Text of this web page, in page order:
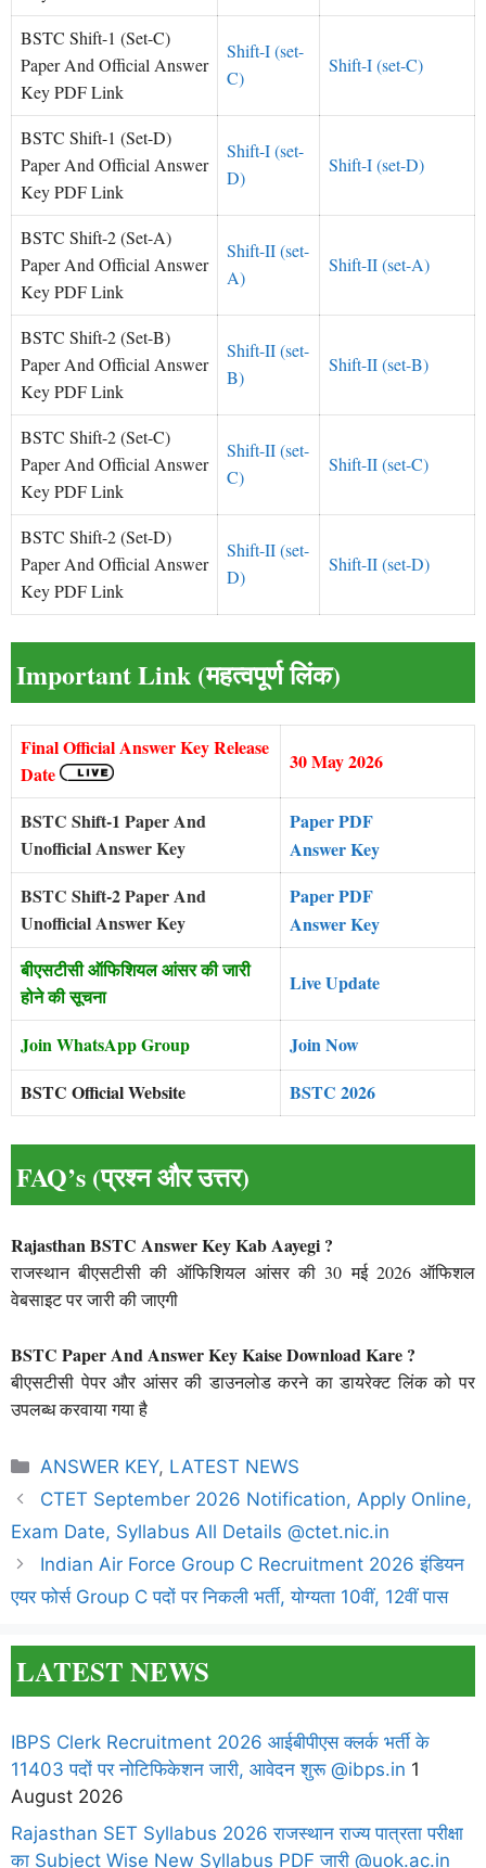
BSTC Shift-1 (Set-C)
Paper And Official Answer
Key PDF Link
Shift-I (set-
C)
Shift-I (set-C)
BSTC Shift-1 (Set-D)
Paper And Official Answer
Key PDF Link
Shift-I (set-
D)
Shift-I (set-D)
BSTC Shift-2 (Set-A)
Paper And Official Answer
Key PDF Link
Shift-II (set-
A)
Shift-II (set-A)
BSTC Shift-2 (Set-B)
Paper And Official Answer
Key PDF Link
Shift-II (set-
B)
Shift-II (set-B)
BSTC Shift-2 (Set-C)
Paper And Official Answer
Key PDF Link
Shift-II (set-
C)
Shift-II (set-C)
BSTC Shift-2 (Set-D)
Paper And Official Answer
Key PDF Link
Shift-II (set-
D)
Shift-II (set-D)
Important Link (महत्वपूर्ण लिंक)
Final Official Answer Key Release
Date
30 May 2026
BSTC Shift-1 Paper And
Unofficial Answer Key
Paper PDF
Answer Key
BSTC Shift-2 Paper And
Unofficial Answer Key
Paper PDF
Answer Key
बीएसटीसी ऑफिशियल आंसर की जारी
होने की सूचना
Live Update
Join WhatsApp Group
Join Now
BSTC Official Website
BSTC 2026
FAQ’s (प्रश्न और उत्तर)
Rajasthan BSTC Answer Key Kab Aayegi ?
राजस्थान बीएसटीसी की ऑफिशियल आंसर की 30 मई 2026 ऑफिशल
वेबसाइट पर जारी की जाएगी
BSTC Paper And Answer Key Kaise Download Kare ?
बीएसटीसी पेपर और आंसर की डाउनलोड करने का डायरेक्ट लिंक को पर
उपलब्ध करवाया गया है
Categories
ANSWER KEY, LATEST NEWS
CTET September 2026 Notification, Apply Online,
Exam Date, Syllabus All Details @ctet.nic.in
Indian Air Force Group C Recruitment 2026 इंडियन
एयर फोर्स Group C पदों पर निकली भर्ती, योग्यता 10वीं, 12वीं पास
LATEST NEWS
IBPS Clerk Recruitment 2026 आईबीपीएस क्लर्क भर्ती के
11403 पदों पर नोटिफिकेशन जारी, आवेदन शुरू @ibps.in 1
August 2026
Rajasthan SET Syllabus 2026 राजस्थान राज्य पात्रता परीक्षा
का Subject Wise New Syllabus PDF जारी @uok.ac.in